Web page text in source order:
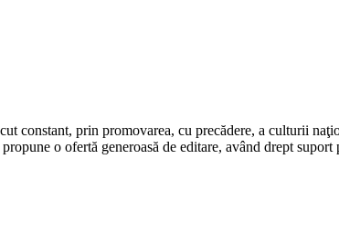
constant, prin promovarea, cu precădere, a culturii
o ofertă generoasă de editare, având drept